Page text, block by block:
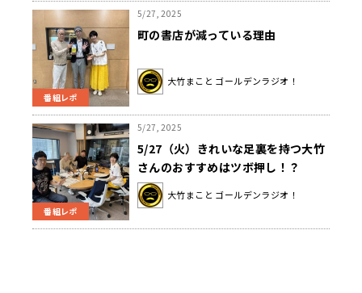
番組レポ
5/27, 2025
町の書店が減っている理由
大竹まこと ゴールデンラジオ！
番組レポ
5/27, 2025
5/27（火）きれいな足裏を持つ大竹
さんのおすすめはツボ押し！？
大竹まこと ゴールデンラジオ！